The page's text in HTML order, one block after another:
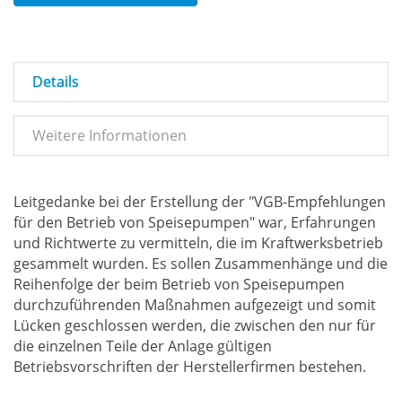
Details
Weitere Informationen
Leitgedanke bei der Erstellung der "VGB-Empfehlungen
für den Betrieb von Speisepumpen" war, Erfahrungen
und Richtwerte zu vermitteln, die im Kraftwerksbetrieb
gesammelt wurden. Es sollen Zusammenhänge und die
Reihenfolge der beim Betrieb von Speisepumpen
durchzuführenden Maßnahmen aufgezeigt und somit
Lücken geschlossen werden, die zwischen den nur für
die einzelnen Teile der Anlage gültigen
Betriebsvorschriften der Herstellerfirmen bestehen.